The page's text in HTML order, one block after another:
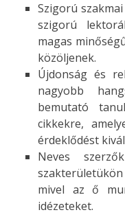
Szigorú
szigorú
magas
közöljenek.
Újdonság és
nagyobb
bemutató
cikkekre,
érdeklődést
Neves
mivel az ő
idézeteket.